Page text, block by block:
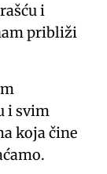
i
približi
i svim
koja čine